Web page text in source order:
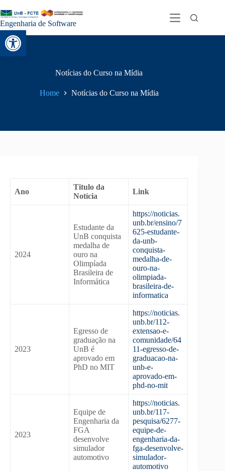
Abrir a barra de ferramentas
Engenharia de Software
Notícias do Curso na Mídia
Home Notícias do Curso na Mídia
Ano
Titulo da
Notícia
Link
2024
Estudante da
UnB conquista
medalha de
ouro na
Olimpíada
Brasileira de
Informática
https://noticias.
unb.br/ensino/7
625-estudante-
da-unb-
conquista-
medalha-de-
ouro-na-
olimpiada-
brasileira-de-
informatica
2023
Egresso de
graduação na
UnB é
aprovado em
PhD no MIT
https://noticias.
unb.br/112-
extensao-e-
comunidade/64
11-egresso-de-
graduacao-na-
unb-e-
aprovado-em-
phd-no-mit
2023
Equipe de
Engenharia da
FGA
desenvolve
simulador
automotivo
https://noticias.
unb.br/117-
pesquisa/6277-
equipe-de-
engenharia-da-
fga-desenvolve-
simulador-
automotivo